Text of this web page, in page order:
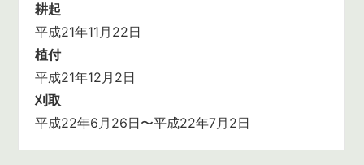
耕起
平成21年11月22日
植付
平成21年12月2日
刈取
平成22年6月26日〜平成22年7月2日